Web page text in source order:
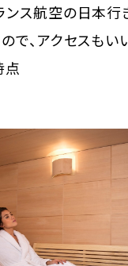
ンス航空の日本
、アクセスもい